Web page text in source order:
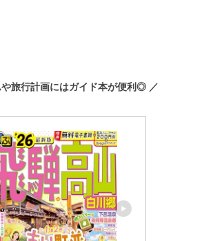
旅行計画にはガイド本が便利◎ ／